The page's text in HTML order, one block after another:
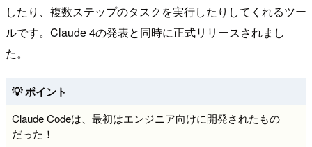
したり、複数ステップのタスクを実行したりしてくれるツー
ルです。Claude 4の発表と同時に正式リリースされまし
た。
💡 ポイント
Claude Codeは、最初はエンジニア向けに開発されたもの
だった！